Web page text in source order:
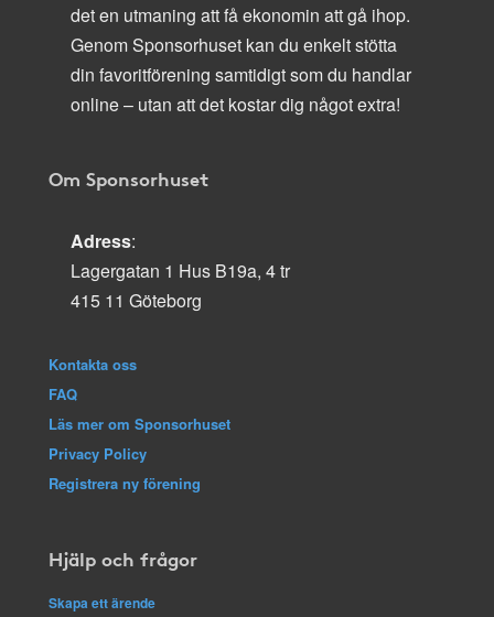
det en utmaning att få ekonomin att gå ihop.
Genom Sponsorhuset kan du enkelt stötta
din favoritförening samtidigt som du handlar
online – utan att det kostar dig något extra!
Om Sponsorhuset
Adress:
Lagergatan 1 Hus B19a, 4 tr
415 11 Göteborg
Kontakta oss
FAQ
Läs mer om Sponsorhuset
Privacy Policy
Registrera ny förening
Hjälp och frågor
Skapa ett ärende